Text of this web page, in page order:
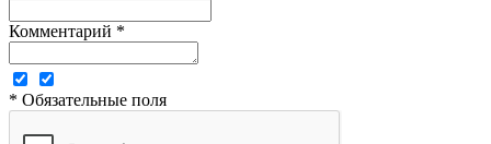
Комментарий *
* Обязательные поля